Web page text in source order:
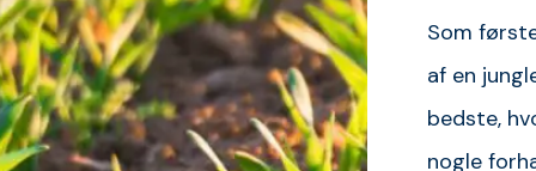
Som
af en
bedste,
nogle